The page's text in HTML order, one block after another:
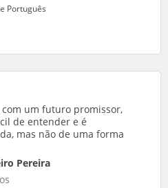
Português
um futuro promissor,
de entender e é
mas não de uma forma
Pereira